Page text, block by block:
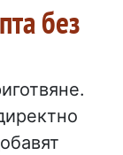
без